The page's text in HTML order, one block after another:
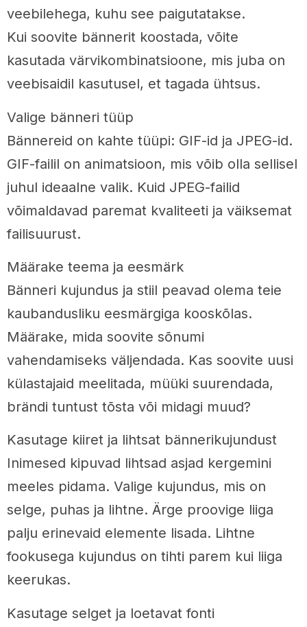
veebilehega, kuhu see paigutatakse.
Kui soovite bännerit koostada, võite
kasutada värvikombinatsioone, mis juba on
veebisaidil kasutusel, et tagada ühtsus.
Valige bänneri tüüp
Bännereid on kahte tüüpi: GIF-id ja JPEG-id.
GIF-failil on animatsioon, mis võib olla sellisel
juhul ideaalne valik. Kuid JPEG-failid
võimaldavad paremat kvaliteeti ja väiksemat
failisuurust.
Määrake teema ja eesmärk
Bänneri kujundus ja stiil peavad olema teie
kaubandusliku eesmärgiga kooskõlas.
Määrake, mida soovite sõnumi
vahendamiseks väljendada. Kas soovite uusi
külastajaid meelitada, müüki suurendada,
brändi tuntust tõsta või midagi muud?
Kasutage kiiret ja lihtsat bännerikujundust
Inimesed kipuvad lihtsad asjad kergemini
meeles pidama. Valige kujundus, mis on
selge, puhas ja lihtne. Ärge proovige liiga
palju erinevaid elemente lisada. Lihtne
fookusega kujundus on tihti parem kui liiga
keerukas.
Kasutage selget ja loetavat fonti